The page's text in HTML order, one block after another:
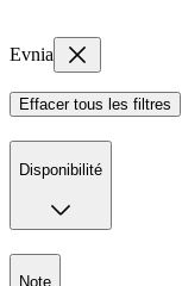
Evnia
Effacer tous les filtres
Disponibilité
Note